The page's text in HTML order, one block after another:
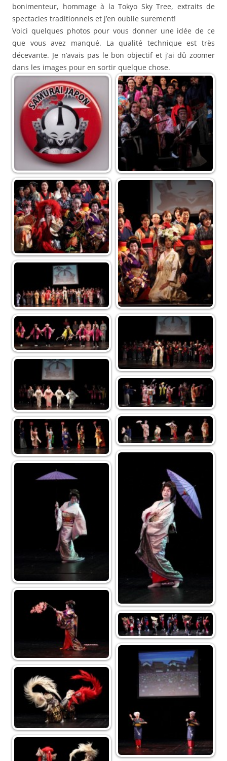
bonimenteur, hommage à la Tokyo Sky Tree, extraits de
spectacles traditionnels et j’en oublie surement!
Voici quelques photos pour vous donner une idée de ce
que vous avez manqué. La qualité technique est très
décevante. Je n’avais pas le bon objectif et j’ai dû zoomer
dans les images pour en sortir quelque chose.